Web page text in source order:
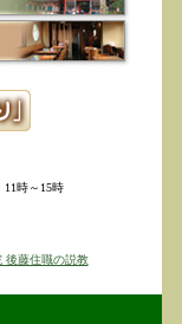
た。
た。
示しました
、価格改定をさせて
時～15時
後藤住職の説教